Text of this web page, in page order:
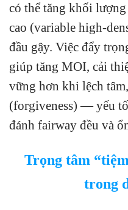
có thể tăng khối
cao (variable high-
đầu gậy. Việc đẩy
giúp tăng MOI, cải
vững hơn khi lệch
(forgiveness) — yếu
đánh fairway đều và
Trọng tâm
trong